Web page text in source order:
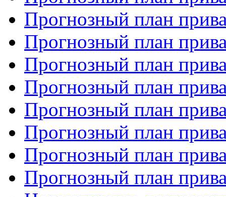
Прогнозный план
Прогнозный план
Прогнозный план
Прогнозный план
Прогнозный план
Прогнозный план
Прогнозный план
Прогнозный план